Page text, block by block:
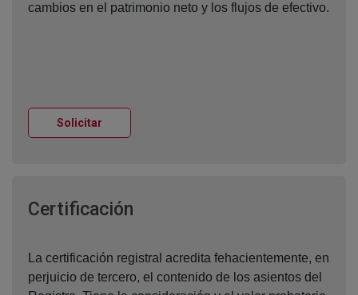
cambios en el patrimonio neto y los flujos de efectivo.
Solicitar
Certificación
La certificación registral acredita fehacientemente, en
perjuicio de tercero, el contenido de los asientos del